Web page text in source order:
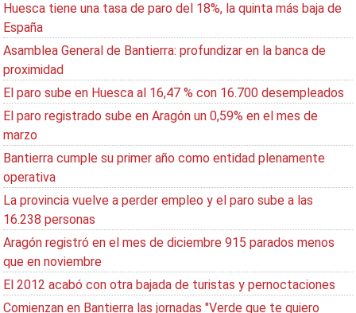
Huesca tiene una tasa de paro del 18%, la quinta más baja de
España
Asamblea General de Bantierra: profundizar en la banca de
proximidad
El paro sube en Huesca al 16,47 % con 16.700 desempleados
El paro registrado sube en Aragón un 0,59% en el mes de
marzo
Bantierra cumple su primer año como entidad plenamente
operativa
La provincia vuelve a perder empleo y el paro sube a las
16.238 personas
Aragón registró en el mes de diciembre 915 parados menos
que en noviembre
El 2012 acabó con otra bajada de turistas y pernoctaciones
Comienzan en Bantierra las jornadas "Verde que te quiero